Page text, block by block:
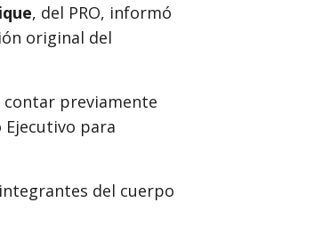
, del PRO, informó
original del
contar previamente
para
del cuerpo